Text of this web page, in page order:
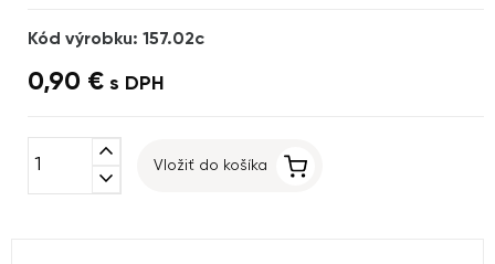
Kód výrobku: 157.02c
0,90 € s DPH
expand_less
expand_more
Vložiť do košíka